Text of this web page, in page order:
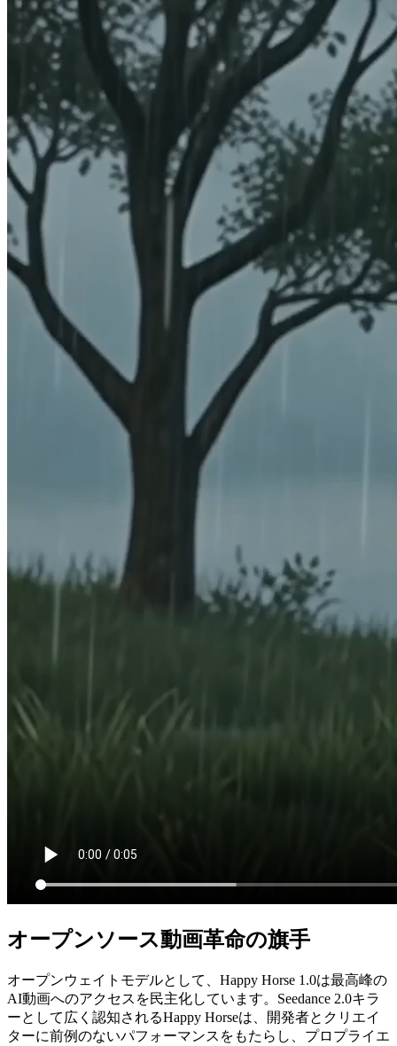
オープンソース動画革命の旗手
オープンウェイトモデルとして、Happy Horse 1.0は最高峰の
AI動画へのアクセスを民主化しています。Seedance 2.0キラ
ーとして広く認知されるHappy Horseは、開発者とクリエイ
ターに前例のないパフォーマンスをもたらし、プロプライエ